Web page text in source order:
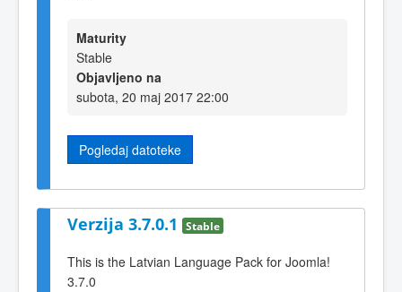
Maturity
Stable
Objavljeno na
subota, 20 maj 2017 22:00
Pogledaj datoteke
Verzija 3.7.0.1 Stable
This is the Latvian Language Pack for Joomla!
3.7.0